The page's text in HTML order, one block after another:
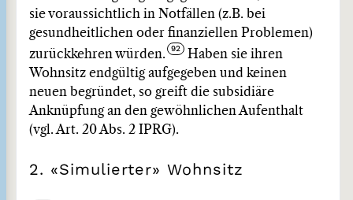
sie voraussichtlich in Notfällen (z.B. bei
gesundheitlichen oder finanziellen Problemen)
zurückkehren würden.
Haben sie ihren
Wohnsitz endgültig aufgegeben und keinen
neuen begründet, so greift die subsidiäre
Anknüpfung an den gewöhnlichen Aufenthalt
(vgl. Art. 20 Abs. 2 IPRG).
2. «Simulierter» Wohnsitz